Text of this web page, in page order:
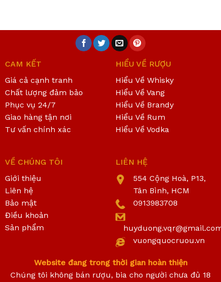
CAM KẾT
Giá cả cạnh tranh
Chất lượng đảm bảo
Phục vụ 24/7
Giao hàng tận nơi
Tư vấn chính xác
HIỂU VỀ RƯỢU
Hiểu Về Whisky
Hiểu Về Vang
Hiểu Về Brandy
Hiểu Về Rum
Hiểu Về Vodka
VỀ CHÚNG TÔI
Giới thiệu
Liên hệ
Bảo mật
Điều khoản
Sản phẩm
LIÊN HỆ
554 Cộng Hoà, P13,
Tân Bình, HCM
0913983708
vuongquocruou.vn
Website đang trong thời gian hoàn thiện
Chúng tôi không bán rượu, bia cho người chưa đủ 18